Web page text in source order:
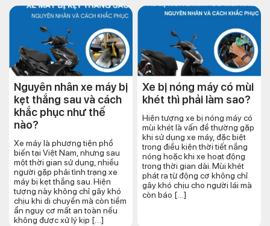
Nguyên nhân xe máy bị
kẹt thắng sau và cách
khắc phục như thế
nào?
Xe máy là phương tiện phổ
biến tại Việt Nam, nhưng sau
một thời gian sử dụng, nhiều
người gặp phải tình trạng xe
máy bị kẹt thắng sau. Hiện
tượng này không chỉ gây khó
chịu khi di chuyển mà còn tiềm
ẩn nguy cơ mất an toàn nếu
không được xử lý kịp […]
Xe bị nóng máy có mùi
khét thì phải làm sao?
Hiện tượng xe bị nóng máy có
mùi khét là vấn đề thường gặp
khi sử dụng xe máy, đặc biệt
trong điều kiện thời tiết nắng
nóng hoặc khi xe hoạt động
trong thời gian dài. Mùi khét
phát ra từ động cơ không chỉ
gây khó chịu cho người lái mà
còn báo […]